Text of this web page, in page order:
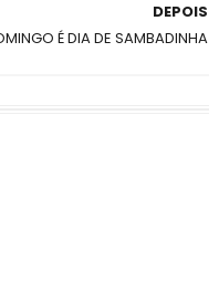
DEPOIS
É DIA DE SAMBADINHA